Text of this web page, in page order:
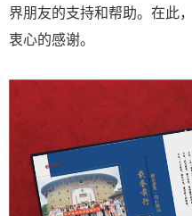
界朋友的支持和帮助。在此
衷心的感谢。